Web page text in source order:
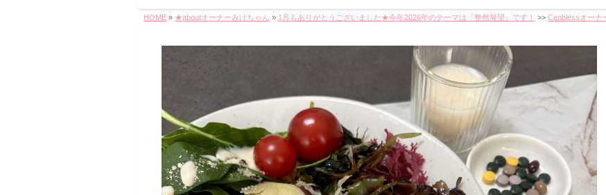
HOME » ★aboutオーナーみけちゃん » 1月もありがとうございました★今年2026年のテーマは『整然展望』です！ >> Cenblessオーナ